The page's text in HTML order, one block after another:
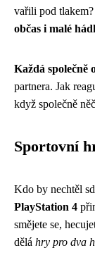
vařili pod
občas i malé
Každá společně
partnera. Jak
když společně
Sportovní
Kdo by nechtěl
PlayStation 4
smějete se,
dělá hry pro dva